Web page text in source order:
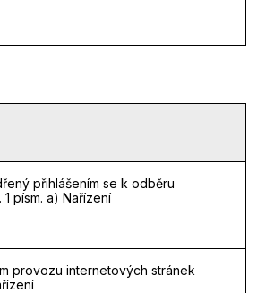
přihlášením se k odběru
písm. a) Nařízení
provozu internetových stránek